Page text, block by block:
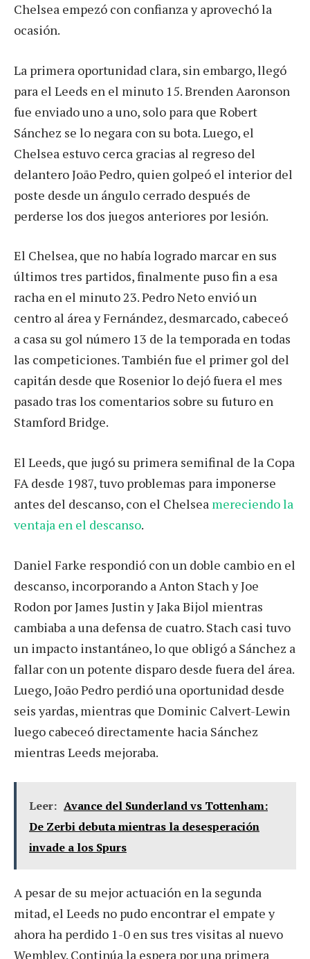
Chelsea empezó con confianza y aprovechó la
ocasión.
La primera oportunidad clara, sin embargo, llegó
para el Leeds en el minuto 15. Brenden Aaronson
fue enviado uno a uno, solo para que Robert
Sánchez se lo negara con su bota. Luego, el
Chelsea estuvo cerca gracias al regreso del
delantero João Pedro, quien golpeó el interior del
poste desde un ángulo cerrado después de
perderse los dos juegos anteriores por lesión.
El Chelsea, que no había logrado marcar en sus
últimos tres partidos, finalmente puso fin a esa
racha en el minuto 23. Pedro Neto envió un
centro al área y Fernández, desmarcado, cabeceó
a casa su gol número 13 de la temporada en todas
las competiciones. También fue el primer gol del
capitán desde que Rosenior lo dejó fuera el mes
pasado tras los comentarios sobre su futuro en
Stamford Bridge.
El Leeds, que jugó su primera semifinal de la Copa
FA desde 1987, tuvo problemas para imponerse
antes del descanso, con el Chelsea mereciendo la
ventaja en el descanso.
Daniel Farke respondió con un doble cambio en el
descanso, incorporando a Anton Stach y Joe
Rodon por James Justin y Jaka Bijol mientras
cambiaba a una defensa de cuatro. Stach casi tuvo
un impacto instantáneo, lo que obligó a Sánchez a
fallar con un potente disparo desde fuera del área.
Luego, João Pedro perdió una oportunidad desde
seis yardas, mientras que Dominic Calvert-Lewin
luego cabeceó directamente hacia Sánchez
mientras Leeds mejoraba.
Leer: Avance del Sunderland vs Tottenham:
De Zerbi debuta mientras la desesperación
invade a los Spurs
A pesar de su mejor actuación en la segunda
mitad, el Leeds no pudo encontrar el empate y
ahora ha perdido 1-0 en sus tres visitas al nuevo
Wembley. Continúa la espera por una primera